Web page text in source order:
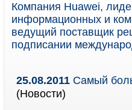
Компания Huawei,
информационных и
ведущий поставщик
подписании
25.08.2011 Самый
(Новости)